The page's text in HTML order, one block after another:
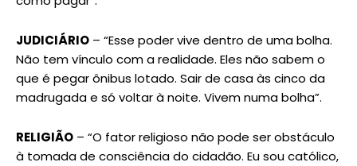
JUDICIÁRIO – “Esse poder vive dentro de uma bolha.
Não tem vínculo com a realidade. Eles não sabem o
que é pegar ônibus lotado. Sair de casa às cinco da
madrugada e só voltar à noite. Vivem numa bolha”.
RELIGIÃO – “O fator religioso não pode ser obstáculo
à tomada de consciência do cidadão. Eu sou católico,